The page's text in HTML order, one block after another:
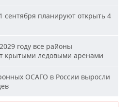
сентября планируют открыть 4
году все районы
крытыми ледовыми аренами
ОСАГО в России выросли